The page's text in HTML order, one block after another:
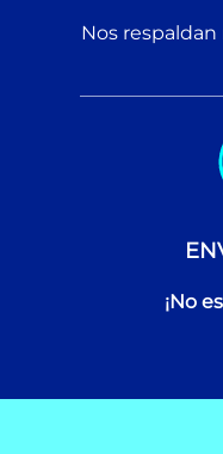
Nos respaldan
¡No